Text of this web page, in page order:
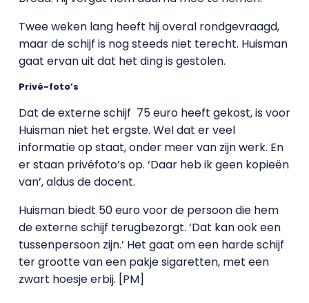
Twee weken lang heeft hij overal rondgevraagd,
maar de schijf is nog steeds niet terecht. Huisman
gaat ervan uit dat het ding is gestolen.
Privé-foto’s
Dat de externe schijf 75 euro heeft gekost, is voor
Huisman niet het ergste. Wel dat er veel
informatie op staat, onder meer van zijn werk. En
er staan privéfoto’s op. ‘Daar heb ik geen kopieën
van’, aldus de docent.
Huisman biedt 50 euro voor de persoon die hem
de externe schijf terugbezorgt. ‘Dat kan ook een
tussenpersoon zijn.’ Het gaat om een harde schijf
ter grootte van een pakje sigaretten, met een
zwart hoesje erbij. [PM]